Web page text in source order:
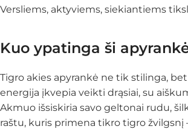
Versliems, aktyviems, siekiantiems
Kuo ypatinga ši
Tigro akies apyrankė ne tik stilinga,
energija įkvepia veikti drąsiai, su
Akmuo išsiskiria savo geltonai rudu,
raštu, kuris primena tikro tigro žvilgsnį